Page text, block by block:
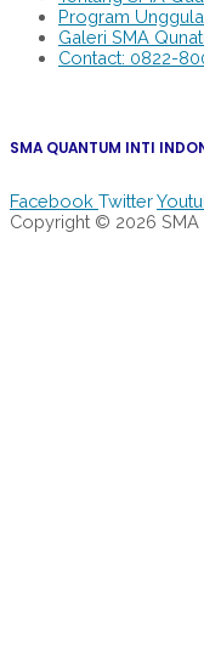
Program
Galeri SMA
Contact: 0822-
SMA QUANTUM INTI
Facebook Twitter
Copyright © 2026 SMA